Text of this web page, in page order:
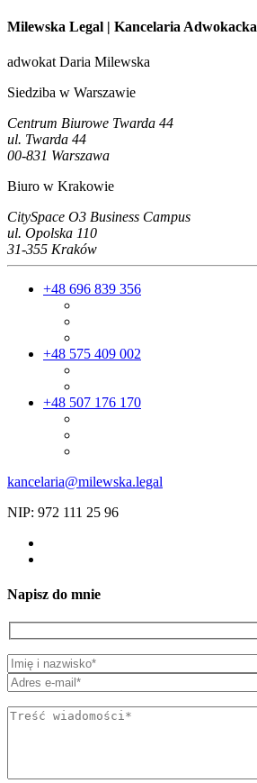
Milewska Legal | Kancelaria Adwokacka
adwokat Daria Milewska
Siedziba w Warszawie
Centrum Biurowe Twarda 44
ul. Twarda 44
00-831 Warszawa
Biuro w Krakowie
CitySpace O3 Business Campus
ul. Opolska 110
31-355 Kraków
+48 696 839 356
+48 575 409 002
+48 507 176 170
kancelaria@milewska.legal
NIP: 972 111 25 96
Napisz do mnie